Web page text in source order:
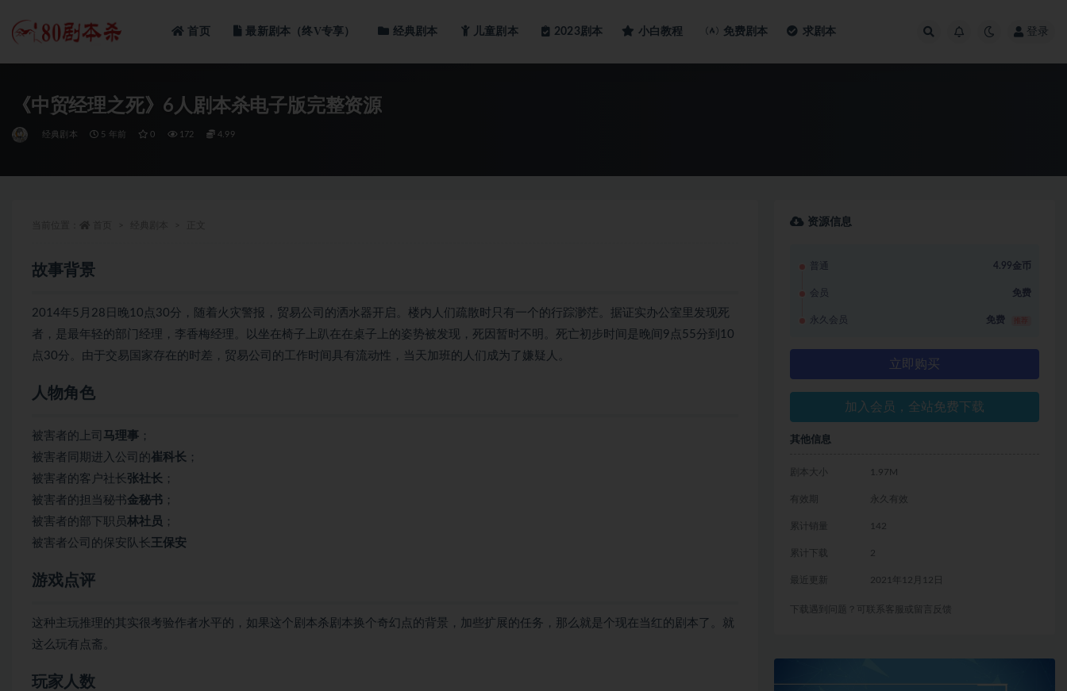
首页 最新剧本（终V专享） 经典剧本 儿童剧本 2023剧本 小白教程 免费剧本 求剧本 登录
《中贸经理之死》6人剧本杀电子版完整资源
经典剧本 5 年前 0 172 4.99
故事背景
2014年5月28日晚10点30分，随着火灾警报，贸易公司的洒水器开启。楼内人们疏散时只有一个的行踪渺茫。据证实办公室里发现死
者，是最年轻的部门经理，李香梅经理。以坐在椅子上趴在在桌子上的姿势被发现，死因暂时不明。死亡初步时间是晚间9点55分到10
点30分。由于交易国家存在的时差，贸易公司的工作时间具有流动性，当天加班的人们成为了嫌疑人。
人物角色
被害者的上司 马理事 ；
被害者同期进入公司的 崔科长 ；
被害者的客户社长 张社长 ；
被害者的担当秘书金秘书 ；
被害者的部下职员林社员 ；
被害者公司的保安队长王保安
游戏点评
这种主玩推理的其实很考验作者水平的，如果这个剧本杀剧本换个奇幻点的背景，加些扩展的任务，那么就是个现在当红的剧本了。就
这么玩有点斋。
玩家人数
资源信息
普通 4.99金币
会员 免费
永久会员 免费
立即购买
加入会员，全站免费下载
其他信息
剧本大小 1.97M
有效期 永久有效
累计销量 142
累计下载 2
最近更新 2021年12月12日
下载遇到问题？可联系客服或留言反馈